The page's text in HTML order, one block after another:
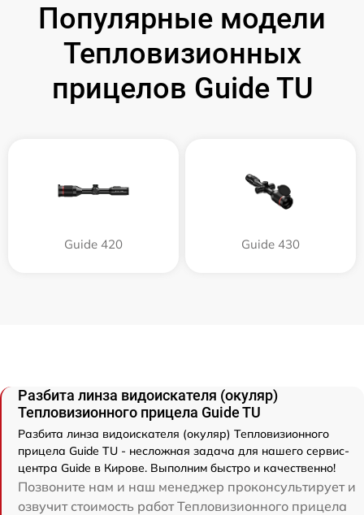
Популярные модели
Тепловизионных
прицелов Guide TU
Guide 420 Guide 430
Разбита линза видоискателя (окуляр)
Тепловизионного прицела Guide TU
Разбита линза видоискателя (окуляр) Тепловизионного
прицела Guide TU - несложная задача для нашего сервис-
центра Guide в Кирове. Выполним быстро и качественно!
Позвоните нам и наш менеджер проконсультирует и
озвучит стоимость работ Тепловизионного прицела